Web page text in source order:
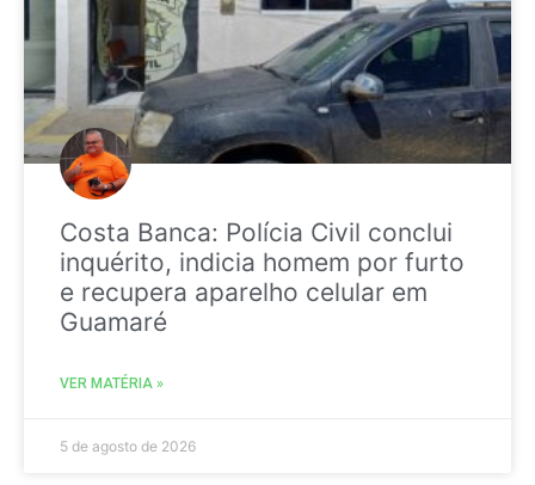
Costa Banca: Polícia Civil conclui
inquérito, indicia homem por furto
e recupera aparelho celular em
Guamaré
VER MATÉRIA »
5 de agosto de 2026